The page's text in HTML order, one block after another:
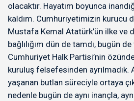
olacaktır. Hayatım boyunca
kaldım. Cumhuriyetimizin kurucu
Mustafa Kemal Atatürk’ün ilke ve
bağlılığım dün de tamdı, bugün
Cumhuriyet Halk Partisi’nin
kuruluş felsefesinden ayrılmadık.
yaşanan butlan süreciyle ortaya
nedenle bugün de aynı inançla,